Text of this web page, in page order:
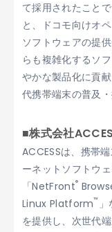
て採用されたこと
と、ドコモ向けオ
ソフトウェアの提
らも複雑化するソ
やかな製品化に貢
代携帯端末の普及
■株式会社
ACCESSは、携帯
ーネットソフトウ
「NetFront®
Linux Platform™
を提供し、次世代